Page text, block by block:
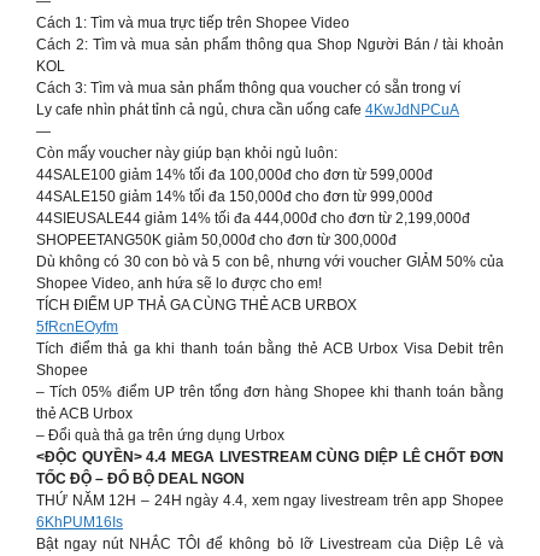
Cách 1: Tìm và mua trực tiếp trên Shopee Video
Cách 2: Tìm và mua sản phẩm thông qua Shop Người Bán / tài khoản
KOL
Cách 3: Tìm và mua sản phẩm thông qua voucher có sẵn trong ví
Ly cafe nhìn phát tỉnh cả ngủ, chưa cần uống cafe 4KwJdNPCuA
—
Còn mấy voucher này giúp bạn khỏi ngủ luôn:
44SALE100 giảm 14% tối đa 100,000đ cho đơn từ 599,000đ
44SALE150 giảm 14% tối đa 150,000đ cho đơn từ 999,000đ
44SIEUSALE44 giảm 14% tối đa 444,000đ cho đơn từ 2,199,000đ
SHOPEETANG50K giảm 50,000đ cho đơn từ 300,000đ
Dù không có 30 con bò và 5 con bê, nhưng với voucher GIẢM 50% của
Shopee Video, anh hứa sẽ lo được cho em!
TÍCH ĐIỂM UP THẢ GA CÙNG THẺ ACB URBOX
5fRcnEOyfm
Tích điểm thả ga khi thanh toán bằng thẻ ACB Urbox Visa Debit trên
Shopee
– Tích 05% điểm UP trên tổng đơn hàng Shopee khi thanh toán bằng
thẻ ACB Urbox
– Đổi quà thả ga trên ứng dụng Urbox
<ĐỘC QUYỀN> 4.4 MEGA LIVESTREAM CÙNG DIỆP LÊ CHỐT ĐƠN
TỐC ĐỘ – ĐỔ BỘ DEAL NGON
THỨ NĂM 12H – 24H ngày 4.4, xem ngay livestream trên app Shopee
6KhPUM16Is
Bật ngay nút NHẮC TÔI để không bỏ lỡ Livestream của Diệp Lê và